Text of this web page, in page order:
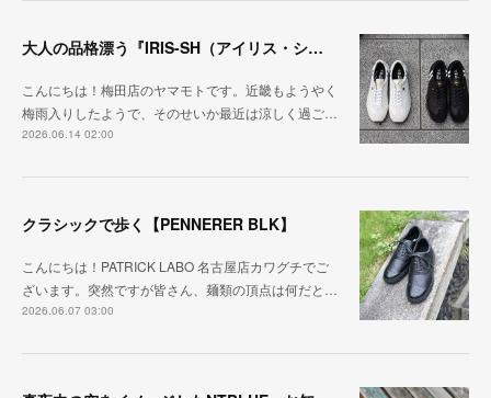
大人の品格漂う『IRIS-SH（アイリス・シープ）』
こんにちは！梅田店のヤマモトです。近畿もようやく
梅雨入りしたようで、そのせいか最近は涼しく過ご…
2026.06.14 02:00
クラシックで歩く【PENNERER BLK】
こんにちは！PATRICK LABO 名古屋店カワグチでご
ざいます。突然ですが皆さん、麺類の頂点は何だと…
2026.06.07 03:00